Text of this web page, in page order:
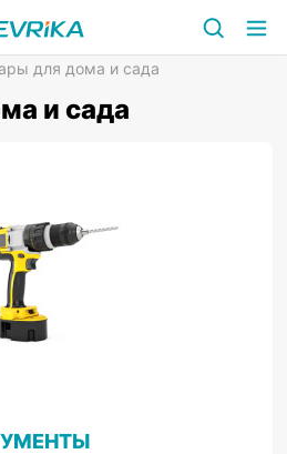
для дома и сада
и сада